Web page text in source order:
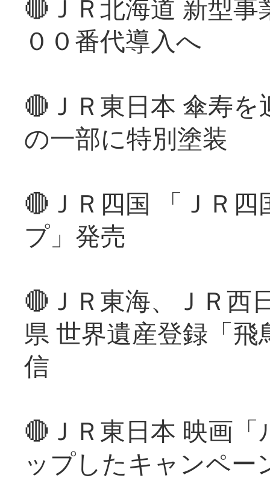
🔴ＪＲ北海道 新型
００番代導入へ
🔴ＪＲ東日本 傘寿
の一部に特別塗装
🔴ＪＲ四国 「ＪＲ
プ」発売
🔴ＪＲ東海、ＪＲ西
県 世界遺産登録「
信
🔴ＪＲ東日本 映画
ップしたキャンペー